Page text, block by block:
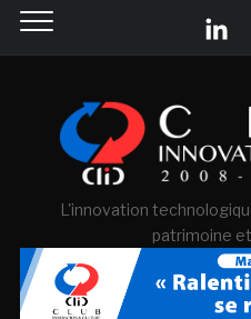
L'innovation
patrimoine